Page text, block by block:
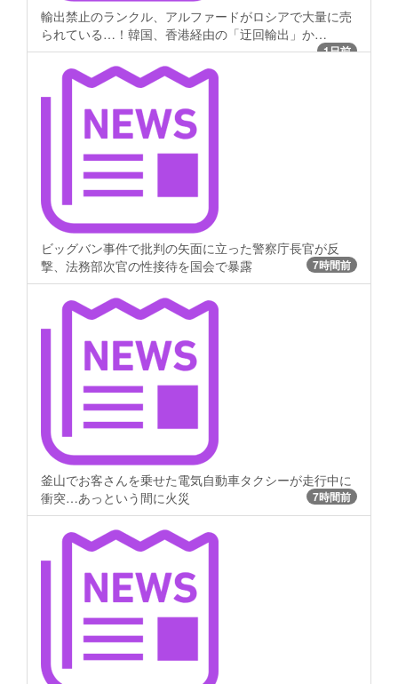
輸出禁止のランクル、アルファードがロシアで大量に売
られている…！韓国、香港経由の「迂回輸出」か…
1日前
ビッグバン事件で批判の矢面に立った警察庁長官が反
撃、法務部次官の性接待を国会で暴露
7時間前
釜山でお客さんを乗せた電気自動車タクシーが走行中に
衝突…あっという間に火災
7時間前